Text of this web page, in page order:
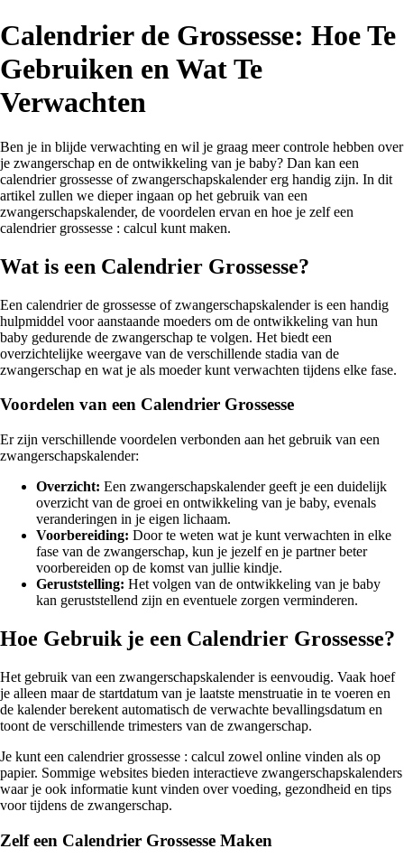
Calendrier de Grossesse: Hoe Te
Gebruiken en Wat Te
Verwachten
Ben je in blijde verwachting en wil je graag meer controle hebben over
je zwangerschap en de ontwikkeling van je baby? Dan kan een
calendrier grossesse of zwangerschapskalender erg handig zijn. In dit
artikel zullen we dieper ingaan op het gebruik van een
zwangerschapskalender, de voordelen ervan en hoe je zelf een
calendrier grossesse : calcul kunt maken.
Wat is een Calendrier Grossesse?
Een calendrier de grossesse of zwangerschapskalender is een handig
hulpmiddel voor aanstaande moeders om de ontwikkeling van hun
baby gedurende de zwangerschap te volgen. Het biedt een
overzichtelijke weergave van de verschillende stadia van de
zwangerschap en wat je als moeder kunt verwachten tijdens elke fase.
Voordelen van een Calendrier Grossesse
Er zijn verschillende voordelen verbonden aan het gebruik van een
zwangerschapskalender:
Overzicht: Een zwangerschapskalender geeft je een duidelijk
overzicht van de groei en ontwikkeling van je baby, evenals
veranderingen in je eigen lichaam.
Voorbereiding: Door te weten wat je kunt verwachten in elke
fase van de zwangerschap, kun je jezelf en je partner beter
voorbereiden op de komst van jullie kindje.
Geruststelling: Het volgen van de ontwikkeling van je baby
kan geruststellend zijn en eventuele zorgen verminderen.
Hoe Gebruik je een Calendrier Grossesse?
Het gebruik van een zwangerschapskalender is eenvoudig. Vaak hoef
je alleen maar de startdatum van je laatste menstruatie in te voeren en
de kalender berekent automatisch de verwachte bevallingsdatum en
toont de verschillende trimesters van de zwangerschap.
Je kunt een calendrier grossesse : calcul zowel online vinden als op
papier. Sommige websites bieden interactieve zwangerschapskalenders
waar je ook informatie kunt vinden over voeding, gezondheid en tips
voor tijdens de zwangerschap.
Zelf een Calendrier Grossesse Maken